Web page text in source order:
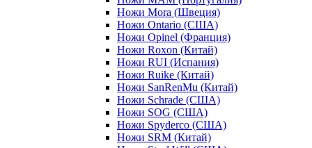
Ножи Mora (Швеция)
Ножи Ontario (США)
Ножи Opinel (Франция)
Ножи Roxon (Китай)
Ножи RUI (Испания)
Ножи Ruike (Китай)
Ножи SanRenMu (Китай)
Ножи Schrade (США)
Ножи SOG (США)
Ножи Spyderco (США)
Ножи SRM (Китай)